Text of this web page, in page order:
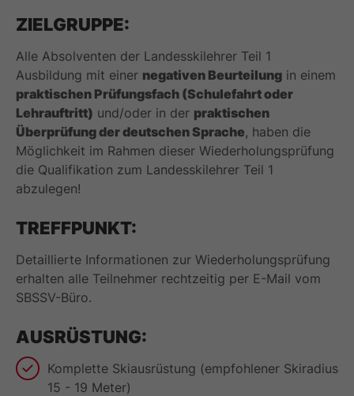
ZIELGRUPPE:
Alle Absolventen der Landesskilehrer Teil 1
Ausbildung mit einer negativen Beurteilung in einem
praktischen Prüfungsfach (Schulefahrt oder
Lehrauftritt) und/oder in der praktischen
Überprüfung der deutschen Sprache, haben die
Möglichkeit im Rahmen dieser Wiederholungsprüfung
die Qualifikation zum Landesskilehrer Teil 1
abzulegen!
TREFFPUNKT:
Detaillierte Informationen zur Wiederholungsprüfung
erhalten alle Teilnehmer rechtzeitig per E-Mail vom
SBSSV-Büro.
AUSRÜSTUNG:
Komplette Skiausrüstung (empfohlener Skiradius
15 - 19 Meter)